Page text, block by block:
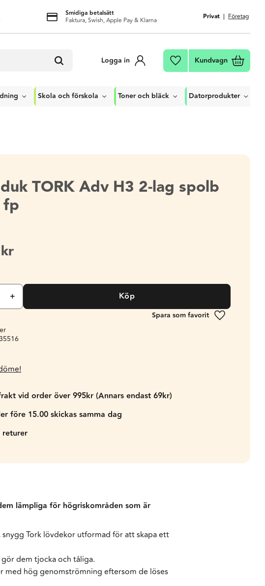
Smidiga betalsätt
Faktura, Swish, Apple Pay & Klarna Privat Företag
Logga in Favoriter
Kundvagn
Skola och förskola Toner och bläck Datorprodukter
TORK Adv H3 2-lag spolb
kr
+ Köp
Lägg till i
vid order över 995kr (Annars endast 69kr)
före 15.00 skickas samma dag
returer
lämpliga för högriskområden som är
Tork lövdekor utformad för att skapa ett
dem tjocka och tåliga.
med hög genomströmning eftersom de löses